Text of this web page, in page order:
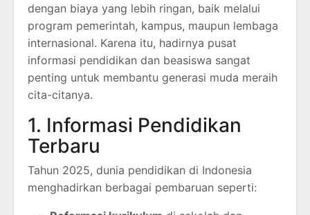
dengan biaya yang lebih ringan, baik melalui
program pemerintah, kampus, maupun lembaga
internasional. Karena itu, hadirnya pusat
informasi pendidikan dan beasiswa sangat
penting untuk membantu generasi muda meraih
cita-citanya.
1. Informasi Pendidikan
Terbaru
Tahun 2025, dunia pendidikan di Indonesia
menghadirkan berbagai pembaruan seperti: